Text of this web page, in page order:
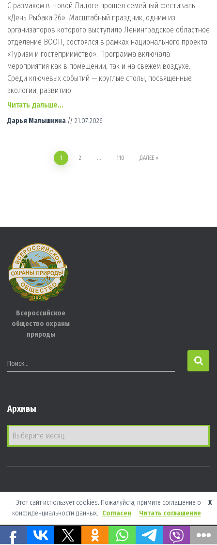
С размахом в Новой Ладоге прошел семейный фестиваль
«День Рыбака 26». Масштабный праздник, одним из
организаторов которого выступило Ленинградское областное
отделение ВООП, состоялся в рамках национального проекта
«Туризм и гостеприимство». Программа включала
мероприятия как в помещении, так и на свежем воздухе.
Среди ключевых событий — круглые столы, посвященные
экологии, развитию
Читать дальше…
Дарья Малышкина // 21.07.2026
Навигация
1 2 … 110 ДАЛЕЕ
Всероссийское
общество охраны
природы
Н
а
и
Поиск…
Архивы
р
и
ы
НОВОСТИ
Этот сайт использует cookies. Пожалуйста, примите соглашение о
конфиденциальности данных.
X
Согласен
Читать соглашение